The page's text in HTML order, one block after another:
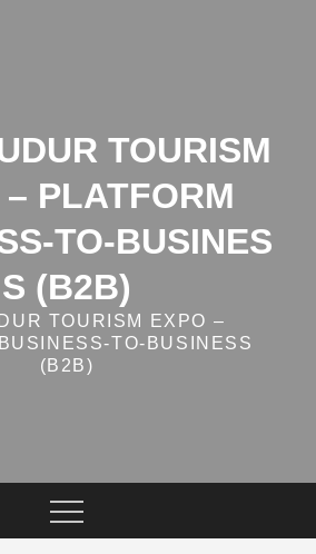
TOURISM
– PLATFORM
S (B2B)
TOURISM EXPO –
(B2B)